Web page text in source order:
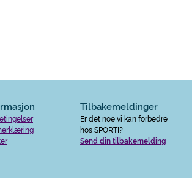
Tilbakemeldinger
Er det noe vi kan forbedre
hos SPORTI?
Send din tilbakemelding